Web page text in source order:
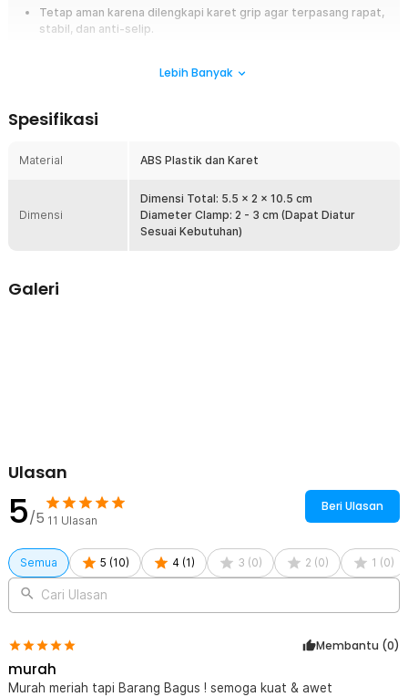
Tetap aman karena dilengkapi karet grip agar terpasang rapat,
stabil, dan anti-selip.
Overview
Tambahkan penerangan ekstra saat bersepeda dengan penjepit senter
stabil di jalur gelap maupun bergelombang. Terbuat dari ABS berkualitas
Fitur
sepeda sebagai sumber penerangan tambahan. Bahkan saat
melewati jalur gelap atau permukaan tidak rata, senter tetap stabil
stabil, dan anti-selip, sehingga perjalanan tetap aman.
Kelengkapan Produk
1 x Cycle Zone Clamp Penjepit Senter Setang Sepeda 360
Derajat - ZH1035
Lebih Banyak
Spesifikasi
Material ABS Plastik dan Karet
Dimensi
Dimensi Total: 5.5 x 2 x 10.5 cm
Diameter Clamp: 2 - 3 cm (Dapat Diatur
Sesuai Kebutuhan)
Galeri
Ulasan
5/5 11 Ulasan
Beri Ulasan
Semua 5 (10) 4 (1) 3 (0) 2 (0) 1 (0)
Cari Ulasan
Membantu (0)
murah
Murah meriah tapi Barang Bagus ! semoga kuat & awet